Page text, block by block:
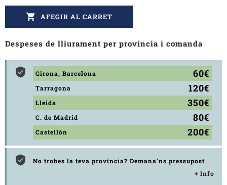
 AFEGIR AL CARRET
Despeses de lliurament per província i comanda
Girona, Barcelona 60€
Tarragona 120€
Lleida 350€
C. de Madrid 80€
Castellón 200€
No trobes la teva província? Demana'ns pressupost
+ Info